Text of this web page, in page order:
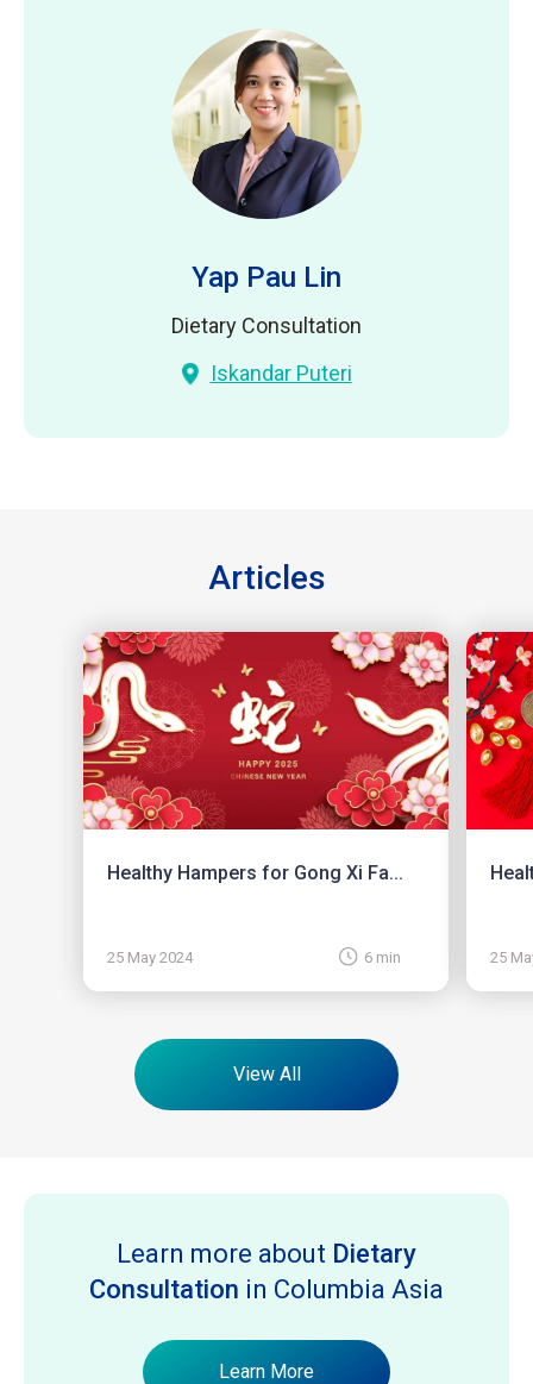
Yap Pau Lin
Dietary Consultation
Iskandar Puteri
Articles
Healthy Hampers for Gong Xi Fa...
25 May 2024 6 min 25
View All
Learn more about Dietary
Consultation in Columbia Asia
Learn More